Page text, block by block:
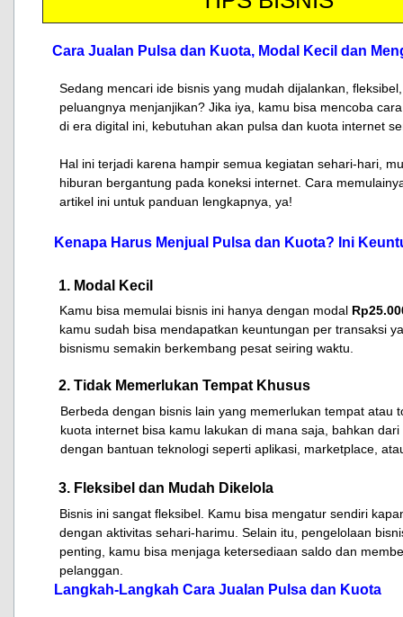
Kenapa Harus Menjual Pulsa dan Kuota? Ini
Berbeda dengan bisnis lain yang memerlukan tempat atau
kuota internet bisa kamu lakukan di mana saja, bahkan
dengan bantuan teknologi seperti aplikasi, marketplace,
1. Modal Kecil
Sedang mencari ide bisnis yang mudah dijalankan,
peluangnya menjanjikan? Jika iya, kamu bisa mencoba
di era digital ini, kebutuhan akan pulsa dan kuota internet
​Hal ini terjadi karena hampir semua kegiatan sehari-hari,
hiburan bergantung pada koneksi internet. Cara
artikel ini untuk panduan lengkapnya, ya!
Langkah-Langkah Cara Jualan Pulsa dan Kuota
3. Fleksibel dan Mudah Dikelola
Kamu bisa memulai bisnis ini hanya dengan modal
kamu sudah bisa mendapatkan keuntungan per transaksi
bisnismu semakin berkembang pesat seiring waktu.
Bisnis ini sangat fleksibel. Kamu bisa mengatur sendiri
dengan aktivitas sehari-harimu. Selain itu, pengelolaan
penting, kamu bisa menjaga ketersediaan saldo dan
pelanggan.
2. Tidak Memerlukan Tempat Khusus
Cara Jualan Pulsa dan Kuota, Modal Kecil dan